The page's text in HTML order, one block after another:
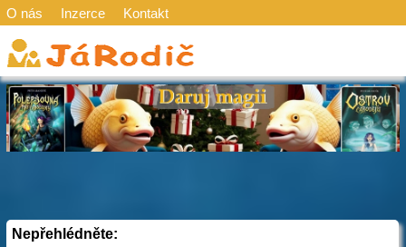
O nás Inzerce Kontakt
Nepřehlédněte: